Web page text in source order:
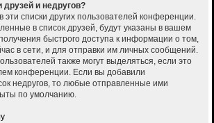
друзей и недругов?
эти списки других пользователей конференции.
в список друзей, будут указаны в вашем
быстрого доступа к информации о том,
в сети, и для отправки им личных сообщений.
также могут выделяться, если это
конференции. Если вы добавили
недругов, то любые отправленные ими
по умолчанию.